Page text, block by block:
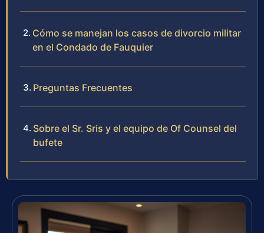
Cómo se manejan los casos de divorcio militar
en el Condado de Fauquier
Preguntas Frecuentes
Sobre el Sr. Sris y el equipo de Of Counsel del
bufete